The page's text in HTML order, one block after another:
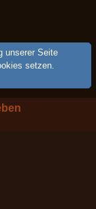
unserer Seite
setzen.